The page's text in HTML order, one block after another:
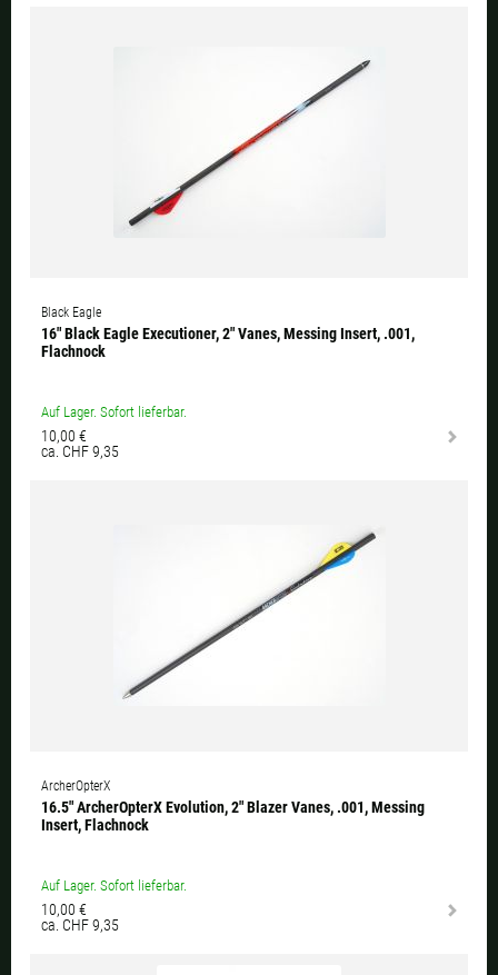
Black Eagle
16" Black Eagle Executioner, 2" Vanes, Messing Insert, .001,
Flachnock
Auf Lager. Sofort lieferbar.
10,00 €
ca. CHF 9,35
ArcherOpterX
16.5" ArcherOpterX Evolution, 2" Blazer Vanes, .001, Messing
Insert, Flachnock
Auf Lager. Sofort lieferbar.
10,00 €
ca. CHF 9,35